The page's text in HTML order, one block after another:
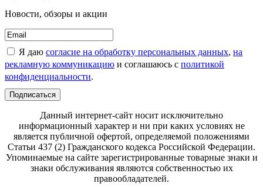
Новости, обзоры и акции
Я даю согласие на обработку персональных данных, на
рекламную коммуникацию и соглашаюсь с политикой
конфиденциальности.
Подписаться
Данный интернет-сайт носит исключительно
информационный характер и ни при каких условиях не
является публичной офертой, определяемой положениями
Статьи 437 (2) Гражданского кодекса Российской Федерации.
Упоминаемые на сайте зарегистрированные товарные знаки и
знаки обслуживания являются собственностью их
правообладателей.